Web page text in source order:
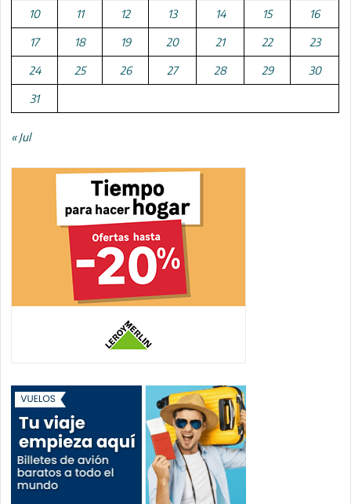
10 11 12 13 14 15 16
17 18 19 20 21 22 23
24 25 26 27 28 29 30
31
« Jul